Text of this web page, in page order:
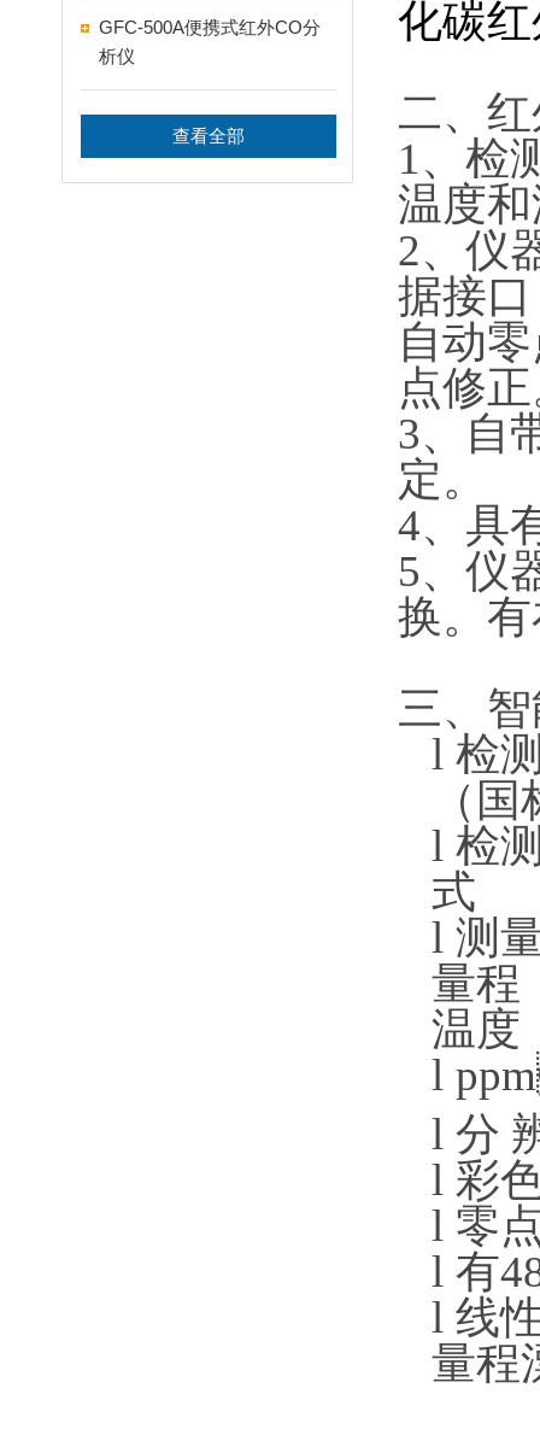
GFC-500A便携式红外CO分
析仪
查看全部
化碳红
二
1、
温度和
2、
据接口
自动零
点修正
3
定。
4、具
5、
换
三
l 检
（
l 检
式
l 测量
量程
温度
l ppm
l 分 辨
l 彩
l 零
l 有
l 线性
量程